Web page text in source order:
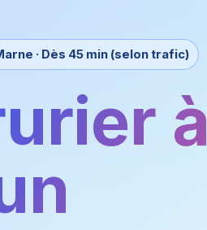
· Dès 45 min (selon trafic)
à